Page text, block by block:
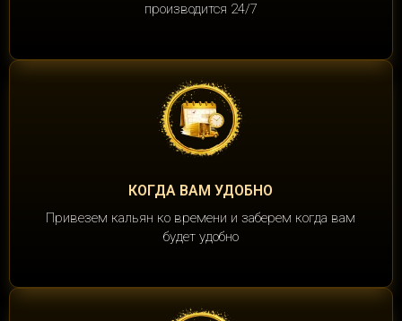
производится 24/7
КОГДА ВАМ УДОБНО
Привезем кальян ко времени и заберем когда вам
будет удобно